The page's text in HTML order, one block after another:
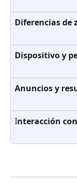
Diferencias de
Dispositivo y
Anuncios y
Interacción